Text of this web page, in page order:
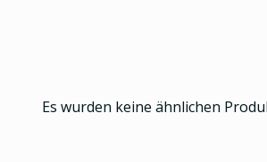
Es wurden keine ähnlichen